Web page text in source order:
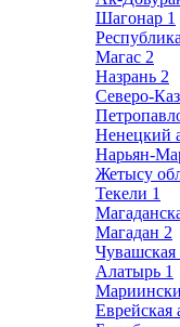
Шагонар 1
Магас 2
Назрань 2
Северо-
Ненецкий
Нарьян-
Жетысу
Текели 1
Магадан 2
Чувашская
Алатырь 1
Еврейская